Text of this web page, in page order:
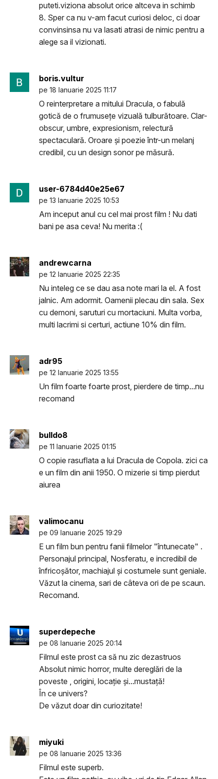
puteti.viziona absolut orice altceva in schimb
8. Sper ca nu v-am facut curiosi deloc, ci doar
convinsinsa nu va lasati atrasi de nimic pentru a
alege sa il vizionati.
boris.vultur
pe 18 Ianuarie 2025 11:17
O reinterpretare a mitului Dracula, o fabulă
gotică de o frumusețe vizuală tulburătoare. Clar-
obscur, umbre, expresionism, relectură
spectaculară. Oroare și poezie într-un melanj
credibil, cu un design sonor pe măsură.
user-6784d40e25e67
pe 13 Ianuarie 2025 10:53
Am inceput anul cu cel mai prost film ! Nu dati
bani pe asa ceva! Nu merita :(
andrewcarna
pe 12 Ianuarie 2025 22:35
Nu inteleg ce se dau asa note mari la el. A fost
jalnic. Am adormit. Oamenii plecau din sala. Sex
cu demoni, saruturi cu mortaciuni. Multa vorba,
multi lacrimi si certuri, actiune 10% din film.
adr95
pe 12 Ianuarie 2025 13:55
Un film foarte foarte prost, pierdere de timp...nu
recomand
bulldo8
pe 11 Ianuarie 2025 01:15
O copie rasuflata a lui Dracula de Copola. zici ca
e un film din anii 1950. O mizerie si timp pierdut
aiurea
valimocanu
pe 09 Ianuarie 2025 19:29
E un film bun pentru fanii filmelor "întunecate" .
Personajul principal, Nosferatu, e incredibil de
înfricoșător, machiajul și costumele sunt geniale.
Văzut la cinema, sari de câteva ori de pe scaun.
Recomand.
superdepeche
pe 08 Ianuarie 2025 20:14
Filmul este prost ca să nu zic dezastruos
Absolut nimic horror, multe dereglări de la
poveste , origini, locație și...mustață!
În ce univers?
De văzut doar din curiozitate!
miyuki
pe 08 Ianuarie 2025 13:36
Filmul este superb.